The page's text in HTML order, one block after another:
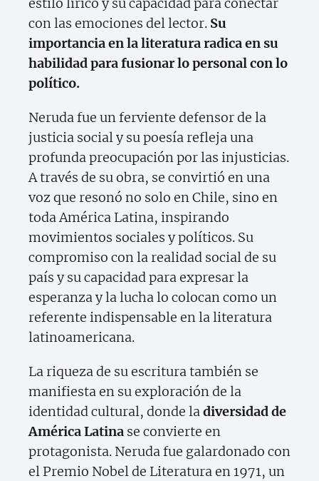
con las emociones del lector. Su
importancia en la literatura radica en su
habilidad para fusionar lo personal con lo
político.
Neruda fue un ferviente defensor de la
justicia social y su poesía refleja una
profunda preocupación por las injusticias.
A través de su obra, se convirtió en una
voz que resonó no solo en Chile, sino en
toda América Latina, inspirando
movimientos sociales y políticos. Su
compromiso con la realidad social de su
país y su capacidad para expresar la
esperanza y la lucha lo colocan como un
referente indispensable en la literatura
latinoamericana.
La riqueza de su escritura también se
manifiesta en su exploración de la
identidad cultural, donde ladiversidad de
América Latina se convierte en
protagonista. Neruda fue galardonado con
el Premio Nobel de Literatura en 1971, un